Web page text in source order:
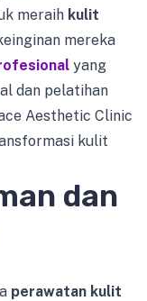
meraih kulit
mereka
yang
dan pelatihan
Aesthetic Clinic
kulit
dan
perawatan kulit